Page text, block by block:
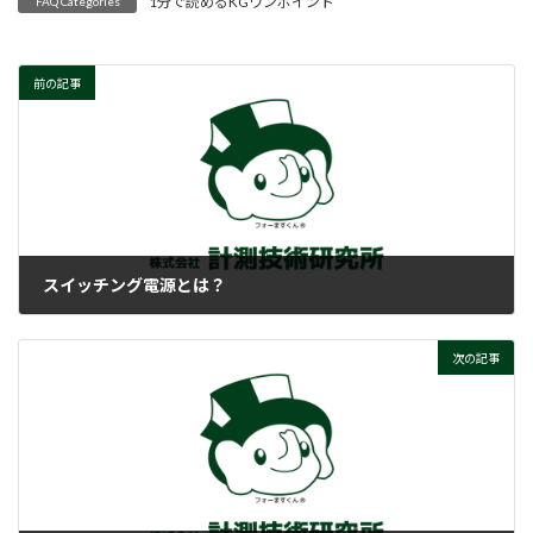
前の記事
スイッチング電源とは？
次の記事